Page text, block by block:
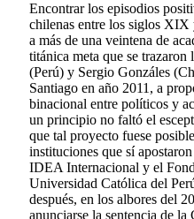
Encontrar los episodios
chilenas entre los siglos
a más de una veintena de
titánica meta que se
(Perú) y Sergio Gonzáles
Santiago en año 2011, a
binacional entre políticos y
un principio no faltó el
que tal proyecto fuese
instituciones que sí
IDEA Internacional y el
Universidad Católica del
después, en los albores del
anunciarse la sentencia de